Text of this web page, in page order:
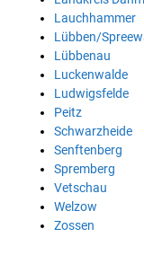
Lauchhammer
Lübben/
Lübbenau
Luckenwalde
Ludwigsfelde
Peitz
Schwarzheide
Senftenberg
Spremberg
Vetschau
Welzow
Zossen